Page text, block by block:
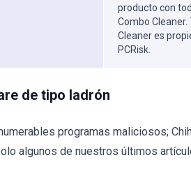
producto con
Combo
Cleaner es
PCRisk.
de tipo ladrón
programas maliciosos;
algunos de nuestros últimos